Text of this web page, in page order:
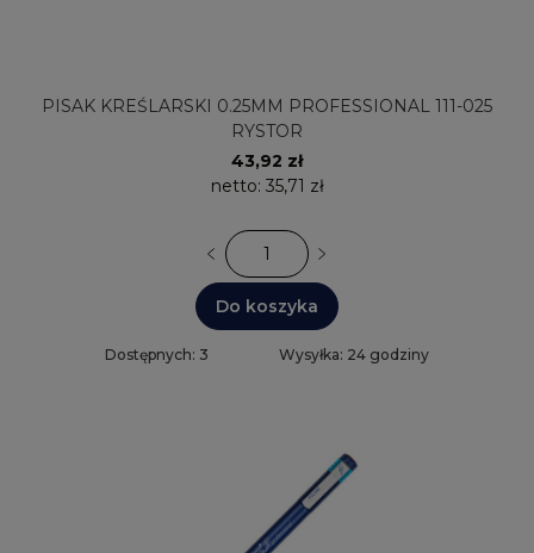
PISAK KREŚLARSKI 0.25MM PROFESSIONAL 111-025
RYSTOR
43,92 zł
netto: 35,71 zł
Do koszyka
Dostępnych: 3 Wysyłka: 24 godziny